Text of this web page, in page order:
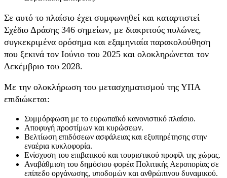
Σε αυτό το πλαίσιο έχει συμφωνηθεί και καταρτιστεί
Σχέδιο Δράσης 346 σημείων, με διακριτούς πυλώνες,
συγκεκριμένα ορόσημα και εξαμηνιαία παρακολούθηση
που ξεκινά τον Ιούνιο του 2025 και ολοκληρώνεται τον
Δεκέμβριο του 2028.
Με την ολοκλήρωση του μετασχηματισμού της ΥΠΑ
επιδιώκεται:
Συμμόρφωση με το ευρωπαϊκό κανονιστικό πλαίσιο.
Αποφυγή προστίμων και κυρώσεων.
Βελτίωση επιδόσεων ασφάλειας και εξυπηρέτησης στην
εναέρια κυκλοφορία.
Ενίσχυση του επιβατικού και τουριστικού προφίλ της χώρας.
Αναβάθμιση του δημόσιου φορέα Πολιτικής Αεροπορίας σε
επίπεδο οργάνωσης, υποδομών και ανθρώπινου δυναμικού.